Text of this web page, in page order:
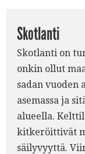
Skotlanti
Skotlanti on
onkin ollut
sadan vuoden
asemassa ja
alueella.
kitkeröittivät
säilyvyyttä.